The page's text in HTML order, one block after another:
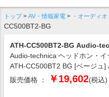
トップ> AV・情報家電 > ・オーディオ
CC500BT2-BG
ATH-CC500BT2-BG Audio-
Audio-technica ヘッドホン・イ
ATH-CC500BT2 BG [ベージュ]
販売価格 ：
￥19,602(税込)